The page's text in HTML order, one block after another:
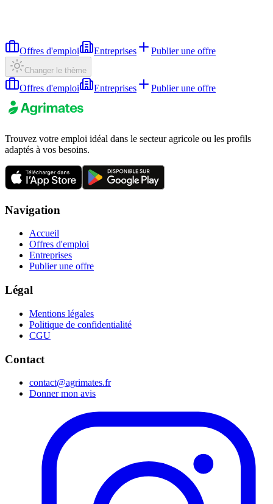
Offres d'emploi Entreprises Publier une offre
Changer le thème
Offres d'emploi Entreprises Publier une offre
Trouvez votre emploi idéal dans le secteur agricole ou les profils
adaptés à vos besoins.
Navigation
Accueil
Offres d'emploi
Entreprises
Publier une offre
Légal
Mentions légales
Politique de confidentialité
CGU
Contact
contact@agrimates.fr
Donner mon avis